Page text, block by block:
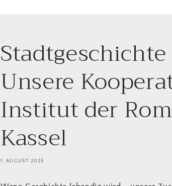
Unsere
Institut der
Kassel
1. AUGUST 2025